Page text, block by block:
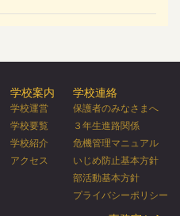
学校案内
学校運営
学校要覧
学校紹介
アクセス
学校連絡
保護者のみなさまへ
３年生進路関係
危機管理マニュアル
いじめ防止基本方針
部活動基本方針
プライバシーポリシー